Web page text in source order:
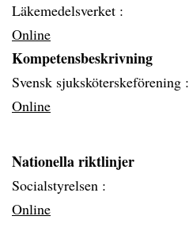
Läkemedelsverket :
Online
Kompetensbeskrivning
Svensk sjuksköterskeförening :
Online
Nationella riktlinjer
Socialstyrelsen :
Online